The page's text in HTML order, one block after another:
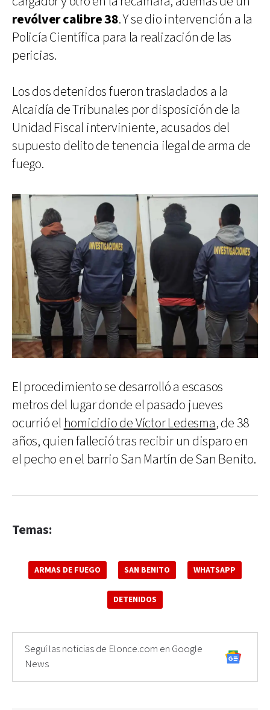
revólver calibre 38. Y se dio intervención a la
Policía Científica para la realización de las
pericias.
Los dos detenidos fueron trasladados a la
Alcaidía de Tribunales por disposición de la
Unidad Fiscal interviniente, acusados del
supuesto delito de tenencia ilegal de arma de
fuego.
El procedimiento se desarrolló a escasos
metros del lugar donde el pasado jueves
ocurrió el homicidio de Víctor Ledesma, de 38
años, quien falleció tras recibir un disparo en
el pecho en el barrio San Martín de San Benito.
Temas:
ARMAS DE FUEGO SAN BENITO WHATSAPP
DETENIDOS
Seguí las noticias de Elonce.com en Google
News